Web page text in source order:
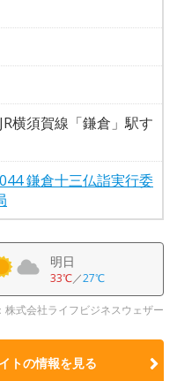
横須賀線「鎌倉」駅す
鎌倉十三仏詣実行委
明日
33℃／27℃
株式会社ライフビジネスウェザー
トの情報を見る